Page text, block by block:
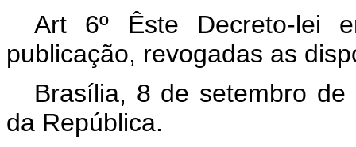
Art 6º Êste Decreto-lei
publicação, revogadas as
Brasília, 8 de setembro de
da República.